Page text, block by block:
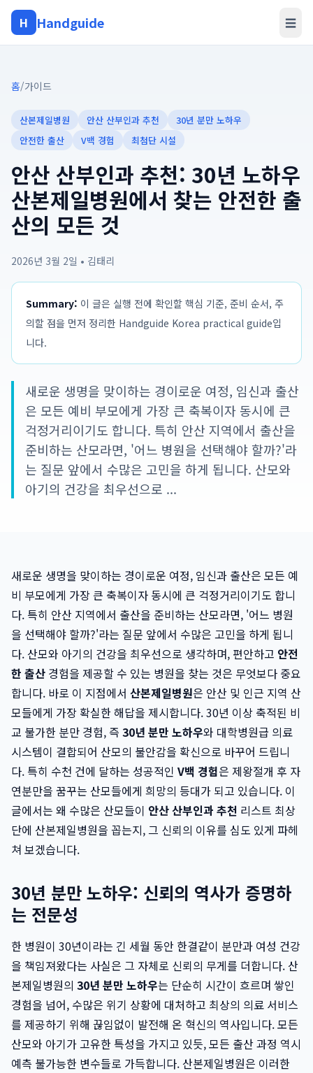
H Handguide ☰
홈/가이드
산본제일병원 안산 산부인과 추천
30년 분만 노하우
안전한 출산
V백 경험 최첨단 시설
안산 산부인과 추천: 30년 노하우
산본제일병원에서 찾는 안전한 출
산의 모든 것
2026년 3월 2일 • 김태리
Summary: 이 글은 실행 전에 확인할 핵심 기준, 준비 순서, 주
의할 점을 먼저 정리한 Handguide Korea practical guide입
니다.
새로운 생명을 맞이하는 경이로운 여정, 임신과 출산
은 모든 예비 부모에게 가장 큰 축복이자 동시에 큰
걱정거리이기도 합니다. 특히 안산 지역에서 출산을
준비하는 산모라면, '어느 병원을 선택해야 할까?'라
는 질문 앞에서 수많은 고민을 하게 됩니다. 산모와
아기의 건강을 최우선으로 ...
새로운 생명을 맞이하는 경이로운 여정, 임신과 출산은 모든 예
비 부모에게 가장 큰 축복이자 동시에 큰 걱정거리이기도 합니
다. 특히 안산 지역에서 출산을 준비하는 산모라면, '어느 병원
을 선택해야 할까?'라는 질문 앞에서 수많은 고민을 하게 됩니
다. 산모와 아기의 건강을 최우선으로 생각하며, 편안하고 안전
한 출산 경험을 제공할 수 있는 병원을 찾는 것은 무엇보다 중요
합니다. 바로 이 지점에서 산본제일병원은 안산 및 인근 지역 산
모들에게 가장 확실한 해답을 제시합니다. 30년 이상 축적된 비
교 불가한 분만 경험, 즉 30년 분만 노하우와 대학병원급 의료
시스템이 결합되어 산모의 불안감을 확신으로 바꾸어 드립니
다. 특히 수천 건에 달하는 성공적인 V백 경험은 제왕절개 후 자
연분만을 꿈꾸는 산모들에게 희망의 등대가 되고 있습니다. 이
글에서는 왜 수많은 산모들이 안산 산부인과 추천 리스트 최상
단에 산본제일병원을 꼽는지, 그 신뢰의 이유를 심도 있게 파헤
쳐 보겠습니다.
30년 분만 노하우: 신뢰의 역사가 증명하
는 전문성
한 병원이 30년이라는 긴 세월 동안 한결같이 분만과 여성 건강
을 책임져왔다는 사실은 그 자체로 신뢰의 무게를 더합니다. 산
본제일병원의 30년 분만 노하우는 단순히 시간이 흐르며 쌓인
경험을 넘어, 수많은 위기 상황에 대처하고 최상의 의료 서비스
를 제공하기 위해 끊임없이 발전해 온 혁신의 역사입니다. 모든
산모와 아기가 고유한 특성을 가지고 있듯, 모든 출산 과정 역시
예측 불가능한 변수들로 가득합니다. 산본제일병원은 이러한